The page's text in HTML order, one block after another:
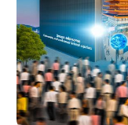
MOOVマガジン利
お問合せ
人材募集（ライター、